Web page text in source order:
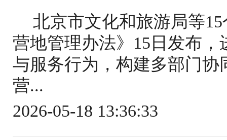
北京市文化和旅游局等
营地管理办法》15日发布
与服务行为，构建多部门
营...
2026-05-18 13:36:33